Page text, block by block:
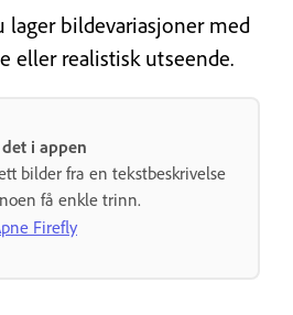
lager bildevariasjoner med
eller realistisk utseende.
i appen
bilder fra en tekstbeskrivelse
få enkle trinn.
Firefly